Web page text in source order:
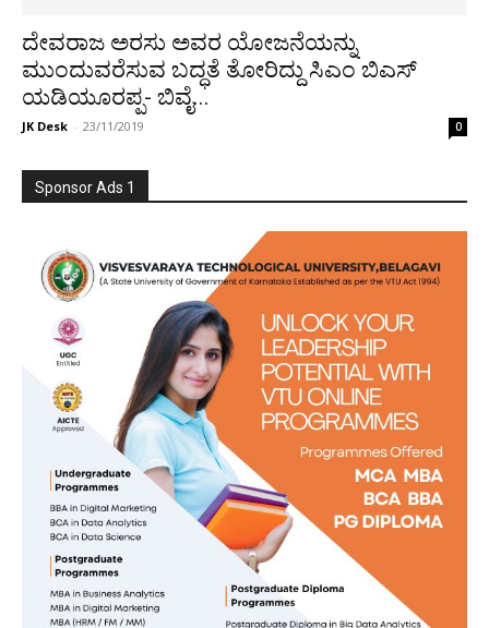
ದೇವರಾಜ ಅರಸು ಅವರ ಯೋಜನೆಯನ್ನು
ಮುಂದುವರೆಸುವ ಬದ್ಧತೆ ತೋರಿದ್ದು ಸಿಎಂ ಬಿಎಸ್
ಯಡಿಯೂರಪ್ಪ- ಬಿವೈ...
JK Desk - 23/11/2019 0
Sponsor Ads 1